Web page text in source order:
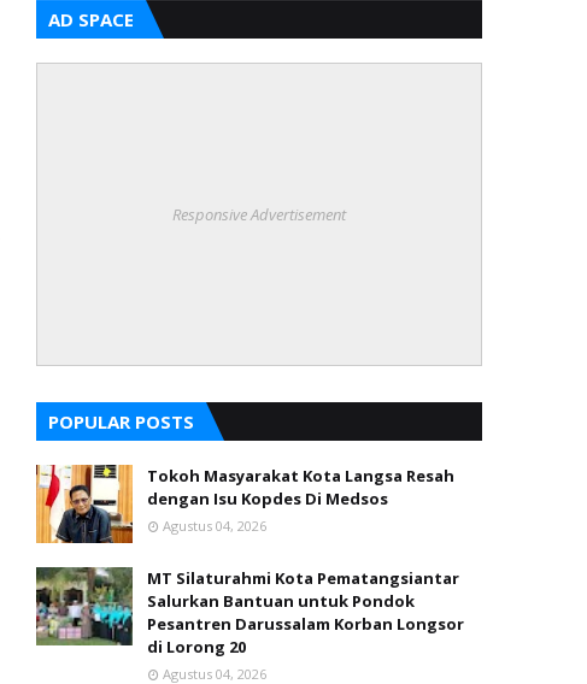
AD SPACE
Responsive Advertisement
POPULAR POSTS
Tokoh Masyarakat Kota Langsa Resah
dengan Isu Kopdes Di Medsos
Agustus 04, 2026
MT Silaturahmi Kota Pematangsiantar
Salurkan Bantuan untuk Pondok
Pesantren Darussalam Korban Longsor
di Lorong 20
Agustus 04, 2026